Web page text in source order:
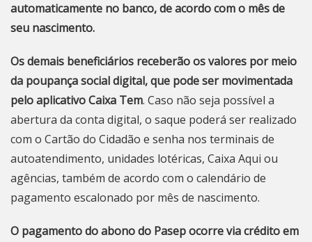
automaticamente no banco, de acordo com o mês de
seu nascimento.
Os demais beneficiários receberão os valores por meio
da poupança social digital, que pode ser movimentada
pelo aplicativo Caixa Tem. Caso não seja possível a
abertura da conta digital, o saque poderá ser realizado
com o Cartão do Cidadão e senha nos terminais de
autoatendimento, unidades lotéricas, Caixa Aqui ou
agências, também de acordo com o calendário de
pagamento escalonado por mês de nascimento.
O pagamento do abono do Pasep ocorre via crédito em